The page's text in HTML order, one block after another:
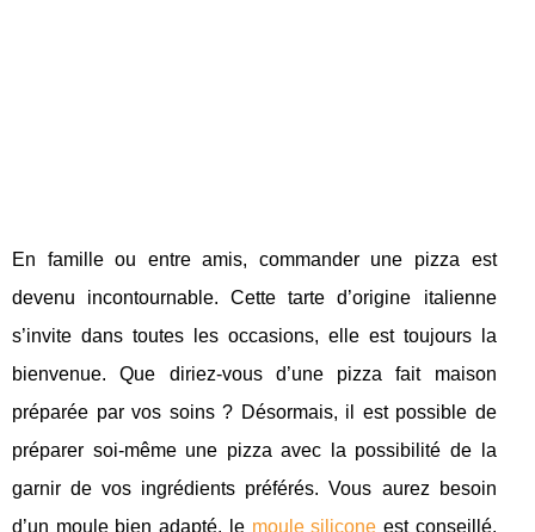
En famille ou entre amis, commander une pizza est
devenu incontournable. Cette tarte d’origine italienne
s’invite dans toutes les occasions, elle est toujours la
bienvenue. Que diriez-vous d’une pizza fait maison
préparée par vos soins ? Désormais, il est possible de
préparer soi-même une pizza avec la possibilité de la
garnir de vos ingrédients préférés. Vous aurez besoin
d’un moule bien adapté, le moule silicone est conseillé.